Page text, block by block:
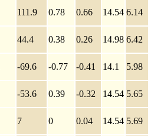
111.9 0.78 0.66 14.54 6.14
44.4 0.38 0.26 14.98 6.42
-69.6 -0.77 -0.41 14.1 5.98
-53.6 0.39 -0.32 14.54 5.65
7 0 0.04 14.54 5.69